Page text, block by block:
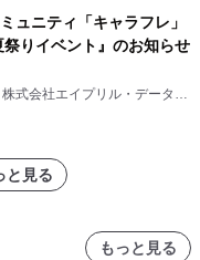
ュニティ「キャラフレ」
祭りイベント』のお知らせ
式会社エイプリル・データ・
と見る
もっと見る